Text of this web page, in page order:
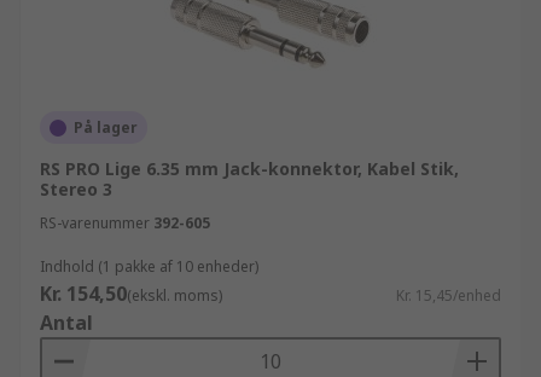
På lager
RS PRO Lige 6.35 mm Jack-konnektor, Kabel Stik,
Stereo 3
RS-varenummer 392-605
Indhold (1 pakke af 10 enheder)
Kr. 154,50(ekskl. moms) Kr. 15,45/enhed
Antal